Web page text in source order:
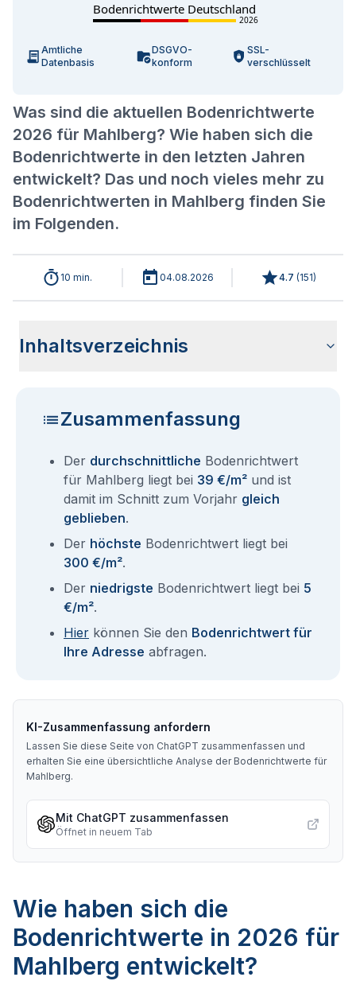
Was sind die aktuellen Bodenrichtwerte
2026 für Mahlberg? Wie haben sich die
Bodenrichtwerte in den letzten Jahren
entwickelt? Das und noch vieles mehr zu
Bodenrichtwerten in Mahlberg finden Sie
im Folgenden.
Bodenrichtwerte Deutschland
2026
Amtliche
Datenbasis
DSGVO-
konform
SSL-
verschlüsselt
10 min. 04.08.2026 4.7 (151)
Inhaltsverzeichnis
Zusammenfassung
Der durchschnittliche Bodenrichtwert
für Mahlberg liegt bei 39 €/m² und ist
damit im Schnitt zum Vorjahr gleich
geblieben.
Der höchste Bodenrichtwert liegt bei
300 €/m².
Der niedrigste Bodenrichtwert liegt bei 5
€/m².
Hier können Sie den Bodenrichtwert für
Ihre Adresse abfragen.
KI-Zusammenfassung anfordern
Lassen Sie diese Seite von ChatGPT zusammenfassen und
erhalten Sie eine übersichtliche Analyse der Bodenrichtwerte für
Mahlberg.
Mit ChatGPT zusammenfassen
Öffnet in neuem Tab
Wie haben sich die
Bodenrichtwerte in 2026 für
Mahlberg entwickelt?